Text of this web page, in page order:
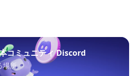
コミュニティ Discord
場所